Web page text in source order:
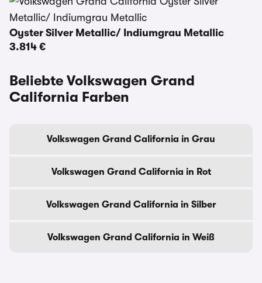
Oyster Silver Metallic/ Indiumgrau Metallic
3.814 €
Beliebte Volkswagen Grand
California Farben
Volkswagen Grand California in Grau
Volkswagen Grand California in Rot
Volkswagen Grand California in Silber
Volkswagen Grand California in Weiß